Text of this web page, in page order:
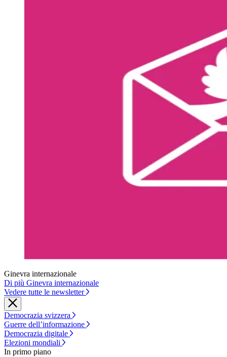
Ginevra internazionale
Di più Ginevra internazionale
Vedere tutte le newsletter
Democrazia svizzera
Guerre dell’informazione
Democrazia digitale
Elezioni mondiali
In primo piano